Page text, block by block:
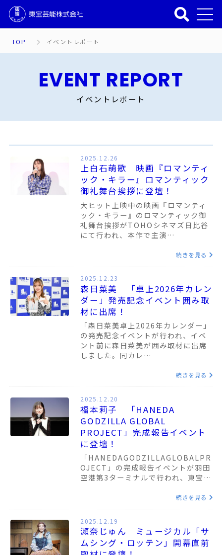
TOP イベントレポート
EVENT REPORT
イベントレポート
2025.12.26
上白石萌歌 映画『ロマンティ
ック・キラー』ロマンティック
御礼舞台挨拶に登壇！
大ヒット上映中の映画『ロマンティ
ック・キラー』のロマンティック御
礼舞台挨拶がTOHOシネマズ日比谷
にて行われ、本作で主演…
続きを見る
2025.12.23
森日菜美 「卓上2026年カレン
ダー」発売記念イベント囲み取
材に出席！
「森日菜美卓上2026年カレンダー」
の発売記念イベントが行われ、イベ
ント前に森日菜美が囲み取材に出席
しました。同カレ…
続きを見る
2025.12.20
福本莉子 「HANEDA
GODZILLA GLOBAL
PROJECT」完成報告イベント
に登壇！
「HANEDAGODZILLAGLOBALPR
OJECT」の完成報告イベントが羽田
空港第3ターミナルで行われ、東宝…
続きを見る
2025.12.19
瀬奈じゅん ミュージカル「サ
ムシング・ロッテン」開幕直前